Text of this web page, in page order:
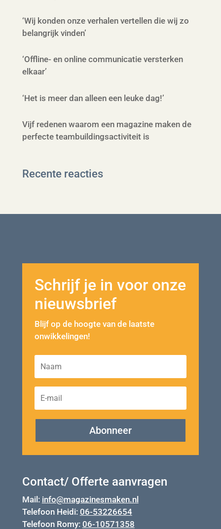
‘Wij konden onze verhalen vertellen die wij zo
belangrijk vinden’
‘Offline- en online communicatie versterken
elkaar’
‘Het is meer dan alleen een leuke dag!’
Vijf redenen waarom een magazine maken de
perfecte teambuildingsactiviteit is
Recente reacties
Schrijf je in voor onze
nieuwsbrief
Blijf op de hoogte van de laatste
onwikkelingen!
Abonneer
Contact/ Offerte aanvragen
Mail: info@magazinesmaken.nl
Telefoon Heidi: 06-53226654
Telefoon Romy: 06-10571358